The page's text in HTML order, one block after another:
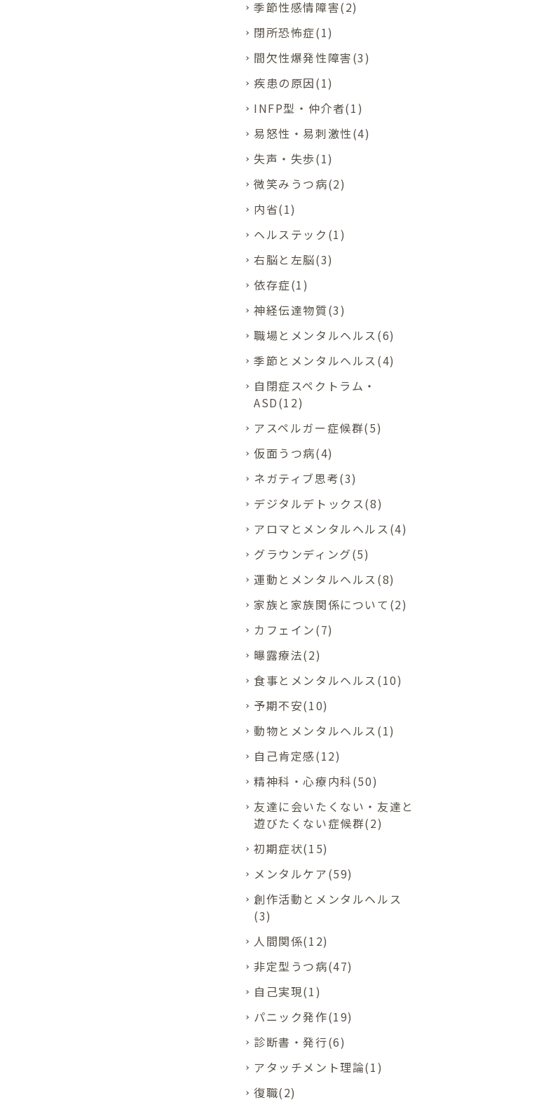
季節性感情障害(2)
閉所恐怖症(1)
間欠性爆発性障害(3)
疾患の原因(1)
INFP型・仲介者(1)
易怒性・易刺激性(4)
失声・失歩(1)
微笑みうつ病(2)
内省(1)
ヘルステック(1)
右脳と左脳(3)
依存症(1)
神経伝達物質(3)
職場とメンタルヘルス(6)
季節とメンタルヘルス(4)
自閉症スペクトラム・
ASD(12)
アスペルガー症候群(5)
仮面うつ病(4)
ネガティブ思考(3)
デジタルデトックス(8)
アロマとメンタルヘルス(4)
グラウンディング(5)
運動とメンタルヘルス(8)
家族と家族関係について(2)
カフェイン(7)
曝露療法(2)
食事とメンタルヘルス(10)
予期不安(10)
動物とメンタルヘルス(1)
自己肯定感(12)
精神科・心療内科(50)
友達に会いたくない・友達と
遊びたくない症候群(2)
初期症状(15)
メンタルケア(59)
創作活動とメンタルヘルス
(3)
人間関係(12)
非定型うつ病(47)
自己実現(1)
パニック発作(19)
診断書・発行(6)
アタッチメント理論(1)
復職(2)